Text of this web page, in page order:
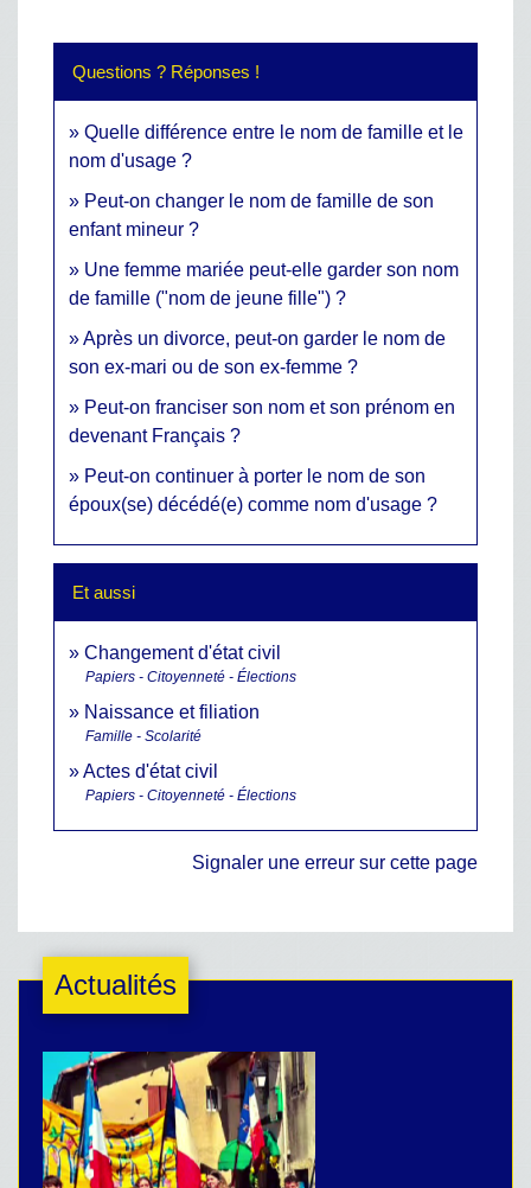
Questions ? Réponses !
Quelle différence entre le nom de famille et le
nom d'usage ?
Peut-on changer le nom de famille de son
enfant mineur ?
Une femme mariée peut-elle garder son nom
de famille ("nom de jeune fille") ?
Après un divorce, peut-on garder le nom de
son ex-mari ou de son ex-femme ?
Peut-on franciser son nom et son prénom en
devenant Français ?
Peut-on continuer à porter le nom de son
époux(se) décédé(e) comme nom d'usage ?
Et aussi
Changement d'état civil
Papiers - Citoyenneté - Élections
Naissance et filiation
Famille - Scolarité
Actes d'état civil
Papiers - Citoyenneté - Élections
Signaler une erreur sur cette page
Actualités